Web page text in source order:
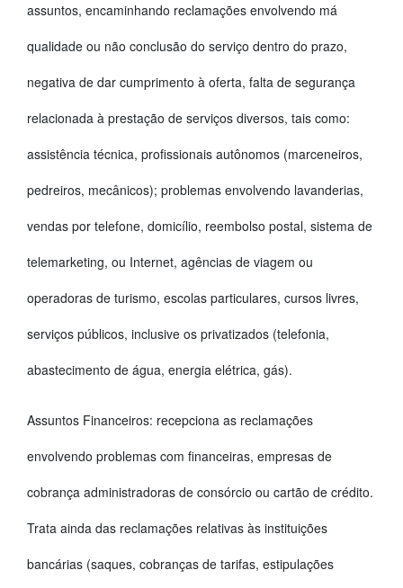
assuntos, encaminhando reclamações envolvendo má
qualidade ou não conclusão do serviço dentro do prazo,
negativa de dar cumprimento à oferta, falta de segurança
relacionada à prestação de serviços diversos, tais como:
assistência técnica, profissionais autônomos (marceneiros,
pedreiros, mecânicos); problemas envolvendo lavanderias,
vendas por telefone, domicílio, reembolso postal, sistema de
telemarketing, ou Internet, agências de viagem ou
operadoras de turismo, escolas particulares, cursos livres,
serviços públicos, inclusive os privatizados (telefonia,
abastecimento de água, energia elétrica, gás).
Assuntos Financeiros: recepciona as reclamações
envolvendo problemas com financeiras, empresas de
cobrança administradoras de consórcio ou cartão de crédito.
Trata ainda das reclamações relativas às instituições
bancárias (saques, cobranças de tarifas, estipulações